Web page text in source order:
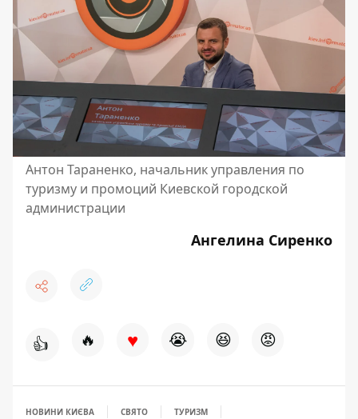
Антон Тараненко, начальник управления по
туризму и промоций Киевской городской
администрации
Ангелина Сиренко
👍 🔥 ♥ 😭 😆 😡
НОВИНИ КИЄВА СВЯТО
ТУРИЗМ